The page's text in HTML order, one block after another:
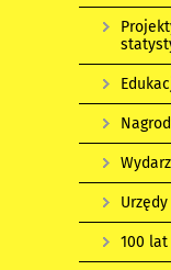
100 lat